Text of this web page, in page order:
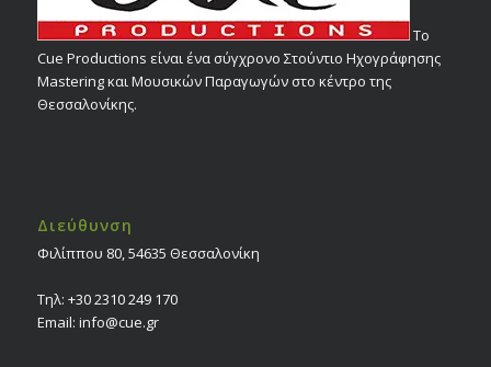
Το
Cue Productions είναι ένα σύγχρονο Στούντιο Ηχογράφησης
Mastering και Μουσικών Παραγωγών στο κέντρο της
Θεσσαλονίκης.
Διεύθυνση
Φιλίππου 80, 54635 Θεσσαλονίκη
Τηλ: +30 2310 249 170
Email: info@cue.gr